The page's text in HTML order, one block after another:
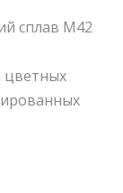
сплав M42
цветных